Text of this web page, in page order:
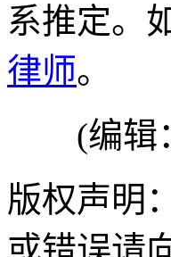
系推定。
律师。
(编辑
版权声明